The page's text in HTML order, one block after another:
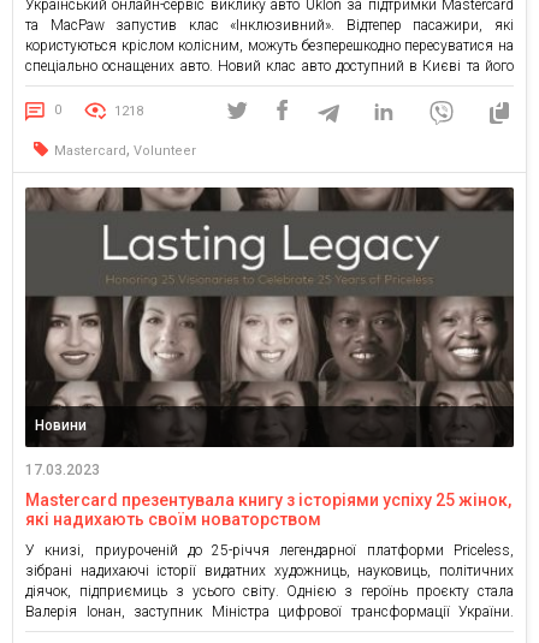
Український онлайн-сервіс виклику авто Uklon за підтримки Mastercard
та MacPaw запустив клас «Інклюзивний». Відтепер пасажири, які
користуються кріслом колісним, можуть безперешкодно пересуватися на
спеціально оснащених авто. Новий клас авто доступний в Києві та його
передмісті в радіусі 20 км, а надалі планується розширення географії.
Авто класу «Інклюзивний» оснащені гідравлічним або механічним
підіймачем, рампою, спеціальними пасками […]
0 1218
Mastercard, Volunteer
Новини
17.03.2023
Mastercard презентувала книгу з історіями успіху 25 жінок,
які надихають своїм новаторством
У книзі, приуроченій до 25-річчя легендарної платформи Priceless,
зібрані надихаючі історії видатних художниць, науковиць, політичних
діячок, підприємиць з усього світу. Однією з героїнь проєкту стала
Валерія Іонан, заступник Міністра цифрової трансформації України.
Компанія Mastercard представила колекційну настільну книгу «Lasting